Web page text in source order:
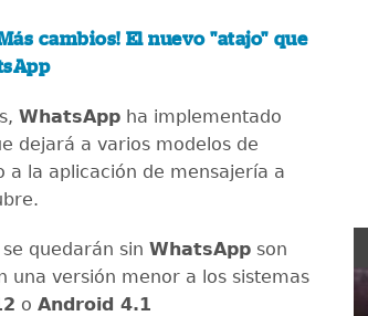
cambios! El nuevo "atajo" que
WhatsApp ha implementado
dejará a varios modelos de
a la aplicación de mensajería a
quedarán sin WhatsApp son
una versión menor a los sistemas
o Android 4.1